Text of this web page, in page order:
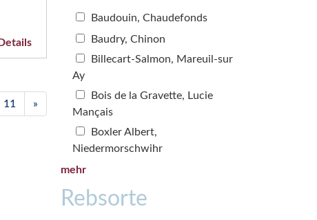
11 »
Baudouin, Chaudefonds
Baudry, Chinon
Billecart-Salmon, Mareuil-sur
Ay
Bois de la Gravette, Lucie
Mançais
Boxler Albert,
Niedermorschwihr
mehr
Rebsorte